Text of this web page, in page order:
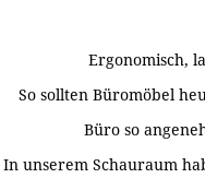
Ergonomisch,
So sollten Büromöbel
Büro so
In unserem Schauraum